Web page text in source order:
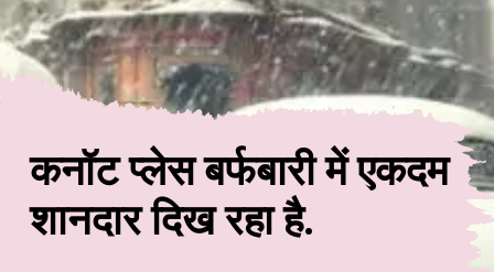
कनॉट प्लेस बर्फबारी में एकदम